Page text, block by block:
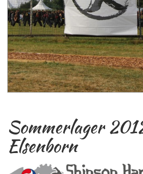
Sommerlager
Elsenborn